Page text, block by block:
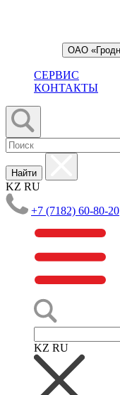
ОАО
СЕРВИС
КОНТАКТЫ
Найти
KZ RU
+7 (7182) 60-80-20
KZ RU